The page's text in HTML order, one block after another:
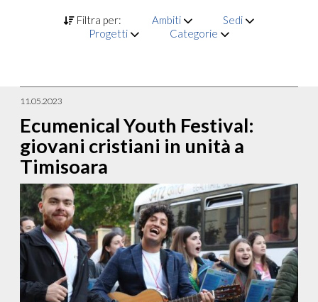
Filtra per: Ambiti
Sedi
Progetti
Categorie
11.05.2023
Ecumenical Youth Festival:
giovani cristiani in unità a
Timisoara